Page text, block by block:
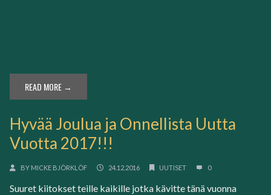
READ MORE →
Hyvää Joulua ja Onnellista Uutta
Vuotta 2017!!!
BY MICKE BJÖRKLÖF 24.12.2016 UUTISET 0
Suuret kiitokset teille kaikille jotka kävitte tänä vuonna